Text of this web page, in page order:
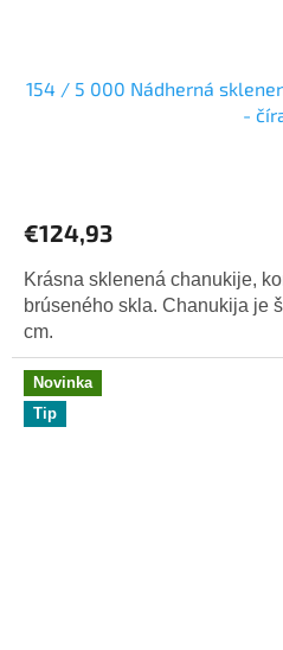
154 / 5 000 Nádherná
-
€124,93
Krásna sklenená chanukije,
brúseného skla. Chanukija je
cm.
Novinka
Tip